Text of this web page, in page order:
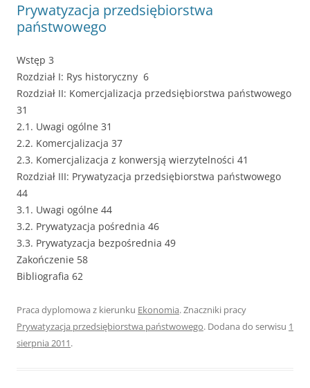
Prywatyzacja przedsiębiorstwa
państwowego
Wstęp 3
Rozdział I: Rys historyczny 6
Rozdział II: Komercjalizacja przedsiębiorstwa państwowego
31
2.1. Uwagi ogólne 31
2.2. Komercjalizacja 37
2.3. Komercjalizacja z konwersją wierzytelności 41
Rozdział III: Prywatyzacja przedsiębiorstwa państwowego
44
3.1. Uwagi ogólne 44
3.2. Prywatyzacja pośrednia 46
3.3. Prywatyzacja bezpośrednia 49
Zakończenie 58
Bibliografia 62
Praca dyplomowa z kierunku Ekonomia. Znaczniki pracy
Prywatyzacja przedsiębiorstwa państwowego. Dodana do serwisu 1
sierpnia 2011.